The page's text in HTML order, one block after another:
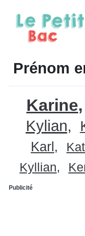
Prénom
Karine
Kylian
Karl
Kyllian
Publicité